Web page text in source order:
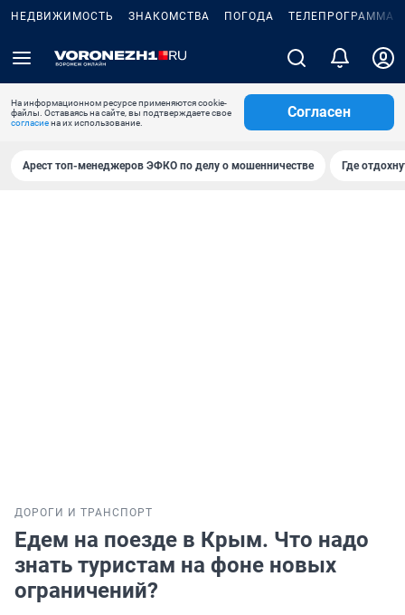
НЕДВИЖИМОСТЬ ЗНАКОМСТВА ПОГОДА ТЕЛЕПРОГРАММА
На информационном ресурсе применяются cookie-
файлы. Оставаясь на сайте, вы подтверждаете свое
согласиена их использование.
Согласен
Арест топ-менеджеров ЭФКО по делу о мошенничестве Где
ДОРОГИ И ТРАНСПОРТ
Едем на поезде в Крым. Что надо
знать туристам на фоне новых
ограничений?